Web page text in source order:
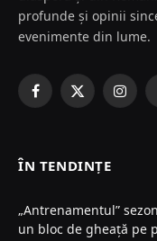
profunde și opinii
evenimente din lume.
Facebook
X
ÎN TENDINȚE
„Antrenamentul”
un bloc de gheață pe